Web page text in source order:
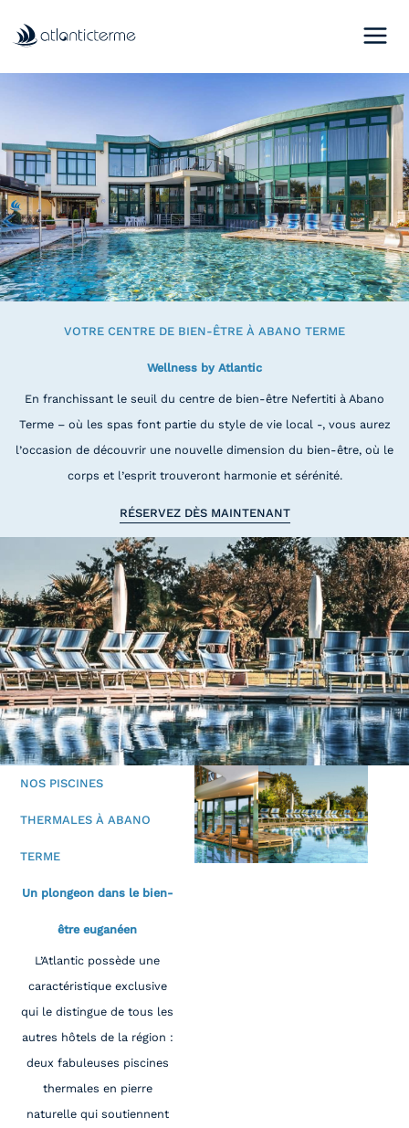
VOTRE CENTRE DE BIEN-ÊTRE À ABANO TERME
Wellness by Atlantic
En franchissant le seuil du centre de bien-être Nefertiti à Abano
Terme – où les spas font partie du style de vie local -, vous aurez
l’occasion de découvrir une nouvelle dimension du bien-être, où le
corps et l’esprit trouveront harmonie et sérénité.
RÉSERVEZ DÈS MAINTENANT
NOS PISCINES
THERMALES À ABANO
TERME
Un plongeon dans le bien-
être euganéen
L’Atlantic possède une
caractéristique exclusive
qui le distingue de tous les
autres hôtels de la région :
deux fabuleuses piscines
thermales en pierre
naturelle qui soutiennent